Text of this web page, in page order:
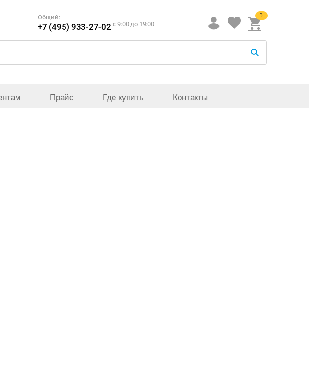
Общий:
+7 (495) 933-27-02 c 9:00 до 19:00
0
Прайс Где купить Контакты